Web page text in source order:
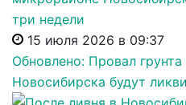
15 июля 2026 в 09:37
Обновлено: Провал
Новосибирска будут